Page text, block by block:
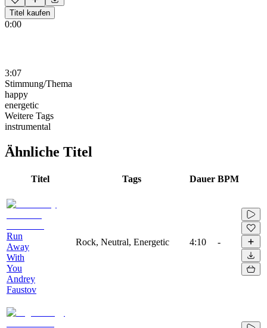
Titel kaufen
0:00
3:07
Stimmung/Thema
happy
energetic
Weitere Tags
instrumental
Ähnliche Titel
Titel Tags Dauer BPM
Run
Away
With
You
Andrey
Faustov
Rock, Neutral, Energetic 4:10 -